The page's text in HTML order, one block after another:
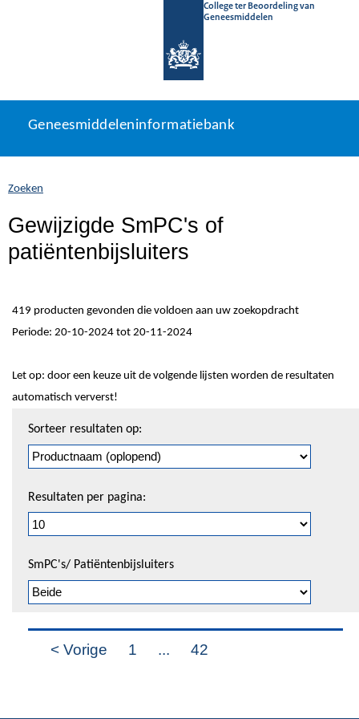
College ter Beoordeling van
Geneesmiddelen
naar
Geneesmiddeleninformatiebank
U
zich
hier:
Geneesmiddeleninformatiebank
Zoeken
Gewijzigde SmPC's of
patiëntenbijsluiters
419 producten gevonden die voldoen aan uw zoekopdracht
Periode: 20-10-2024 tot 20-11-2024
Let op: door een keuze uit de volgende lijsten worden de resultaten
automatisch ververst!
pagineren
Sorteer resultaten op:
Resultaten per pagina:
SmPC's/ Patiëntenbijsluiters
< Vorige 1 ... 42